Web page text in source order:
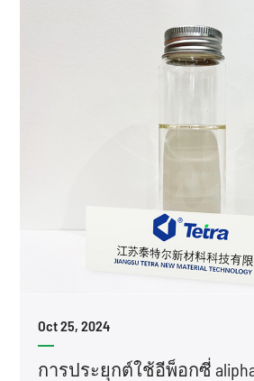
Oct 25, 2024
การประยุกต์ใช้อีพ็อกซี่